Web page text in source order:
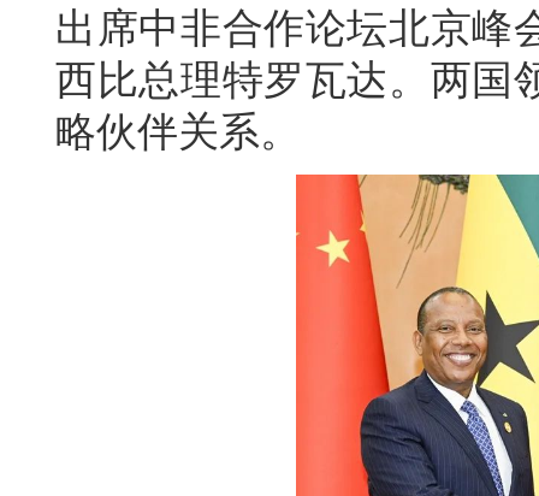
出席中非合作论坛北京峰
西比总理特罗瓦达。两国
略伙伴关系。